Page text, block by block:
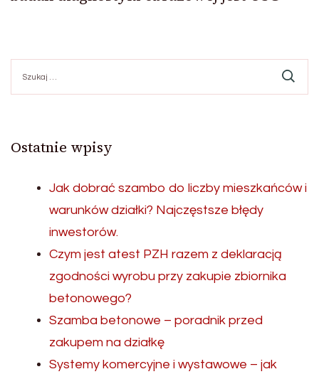
Ostatnie wpisy
Jak dobrać szambo do liczby mieszkańców i
warunków działki? Najczęstsze błędy
inwestorów.
Czym jest atest PZH razem z deklaracją
zgodności wyrobu przy zakupie zbiornika
betonowego?
Szamba betonowe – poradnik przed
zakupem na działkę
Systemy komercyjne i wystawowe – jak